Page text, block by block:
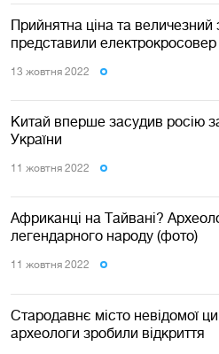
Прийнятна ціна та величезний
представили електрокросовер
13 жовтня 2022
Китай вперше засудив росію
України
11 жовтня 2022
Африканці на Тайвані?
легендарного народу (фото)
11 жовтня 2022
Стародавнє місто невідомої
археологи зробили відкриття